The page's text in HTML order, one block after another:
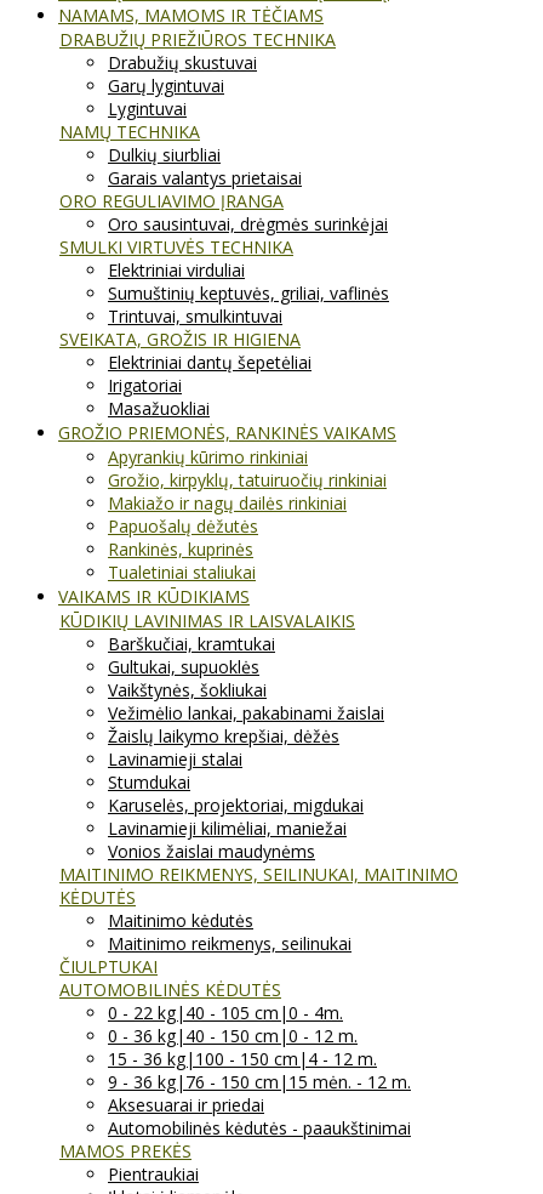
NAMAMS, MAMOMS IR TĖČIAMS
DRABUŽIŲ PRIEŽIŪROS TECHNIKA
Drabužių skustuvai
Garų lygintuvai
Lygintuvai
NAMŲ TECHNIKA
Dulkių siurbliai
Garais valantys prietaisai
ORO REGULIAVIMO ĮRANGA
Oro sausintuvai, drėgmės surinkėjai
SMULKI VIRTUVĖS TECHNIKA
Elektriniai virduliai
Sumuštinių keptuvės, griliai, vaflinės
Trintuvai, smulkintuvai
SVEIKATA, GROŽIS IR HIGIENA
Elektriniai dantų šepetėliai
Irigatoriai
Masažuokliai
GROŽIO PRIEMONĖS, RANKINĖS VAIKAMS
Apyrankių kūrimo rinkiniai
Grožio, kirpyklų, tatuiruočių rinkiniai
Makiažo ir nagų dailės rinkiniai
Papuošalų dėžutės
Rankinės, kuprinės
Tualetiniai staliukai
VAIKAMS IR KŪDIKIAMS
KŪDIKIŲ LAVINIMAS IR LAISVALAIKIS
Barškučiai, kramtukai
Gultukai, supuoklės
Vaikštynės, šokliukai
Vežimėlio lankai, pakabinami žaislai
Žaislų laikymo krepšiai, dėžės
Lavinamieji stalai
Stumdukai
Karuselės, projektoriai, migdukai
Lavinamieji kilimėliai, maniežai
Vonios žaislai maudynėms
MAITINIMO REIKMENYS, SEILINUKAI, MAITINIMO
KĖDUTĖS
Maitinimo kėdutės
Maitinimo reikmenys, seilinukai
ČIULPTUKAI
AUTOMOBILINĖS KĖDUTĖS
0 - 22 kg|40 - 105 cm|0 - 4m.
0 - 36 kg|40 - 150 cm|0 - 12 m.
15 - 36 kg|100 - 150 cm|4 - 12 m.
9 - 36 kg|76 - 150 cm|15 mėn. - 12 m.
Aksesuarai ir priedai
Automobilinės kėdutės - paaukštinimai
MAMOS PREKĖS
Pientraukiai